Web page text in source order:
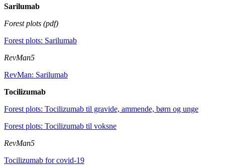
Sarilumab
Forest plots (pdf)
Forest plots: Sarilumab
RevMan5
RevMan: Sarilumab
Tocilizumab
Forest plots: Tocilizumab til gravide, ammende, børn og unge
Forest plots: Tocilizumab til voksne
RevMan5
Tocilizumab for covid-19